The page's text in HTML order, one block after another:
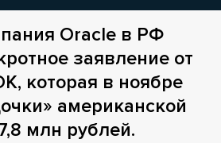
Oracle в РФ
заявление от
которая в ноябре
американской
млн рублей.